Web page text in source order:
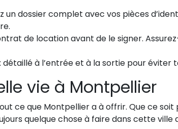
un dossier complet avec vos pièces
de location avant de le signer.
détaillé à l’entrée et à la sortie pour
vie à Montpellier
ce que Montpellier a à offrir. Que ce
quelque chose à faire dans cette